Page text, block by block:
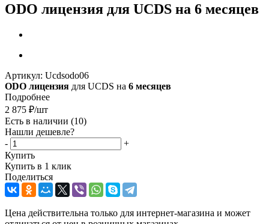
ODO лицензия для UCDS на 6 месяцев
Артикул: Ucdsodo06
ODO лицензия для UCDS на 6 месяцев
Подробнее
2 875 ₽/шт
Есть в наличии (10)
Нашли дешевле?
-
+
Купить
Купить в 1 клик
Поделиться
Цена действительна только для интернет-магазина и может